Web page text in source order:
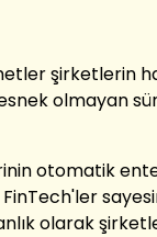
şirketlerin
olmayan
otomatik
olarak